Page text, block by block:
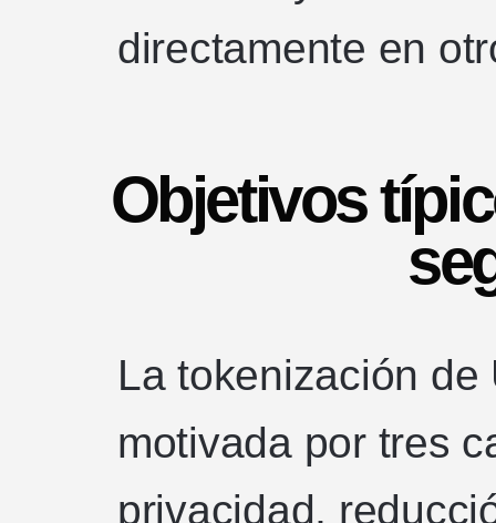
directamente en
Objetivos
La tokenización de
motivada por tres
privacidad,